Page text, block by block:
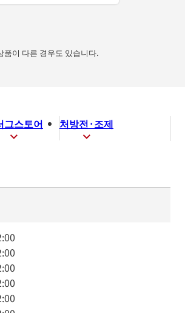
이 다른 경우도 있습니다.
그스토어 처방전·조제